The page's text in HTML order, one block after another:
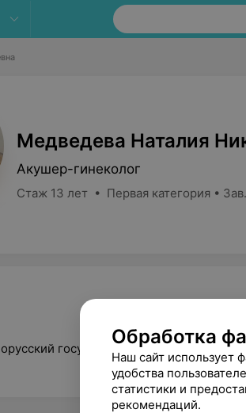
Медведева Наталия
Акушер-гинеколог
Стаж 13 лет • Первая категория •
государственный медицинский
Обработка
Наш сайт использует
удобства
статистики и
рекомендаций.